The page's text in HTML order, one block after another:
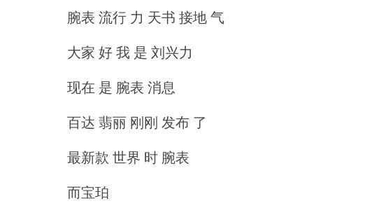
腕表 流行 力 天书 接地 气
大家 好 我 是 刘兴力
现在 是 腕表 消息
百达 翡丽 刚刚 发布 了
最新款 世界 时 腕表
而宝珀